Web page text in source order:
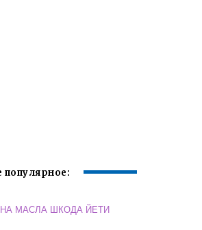
популярное:
МАСЛА ШКОДА ЙЕТИ